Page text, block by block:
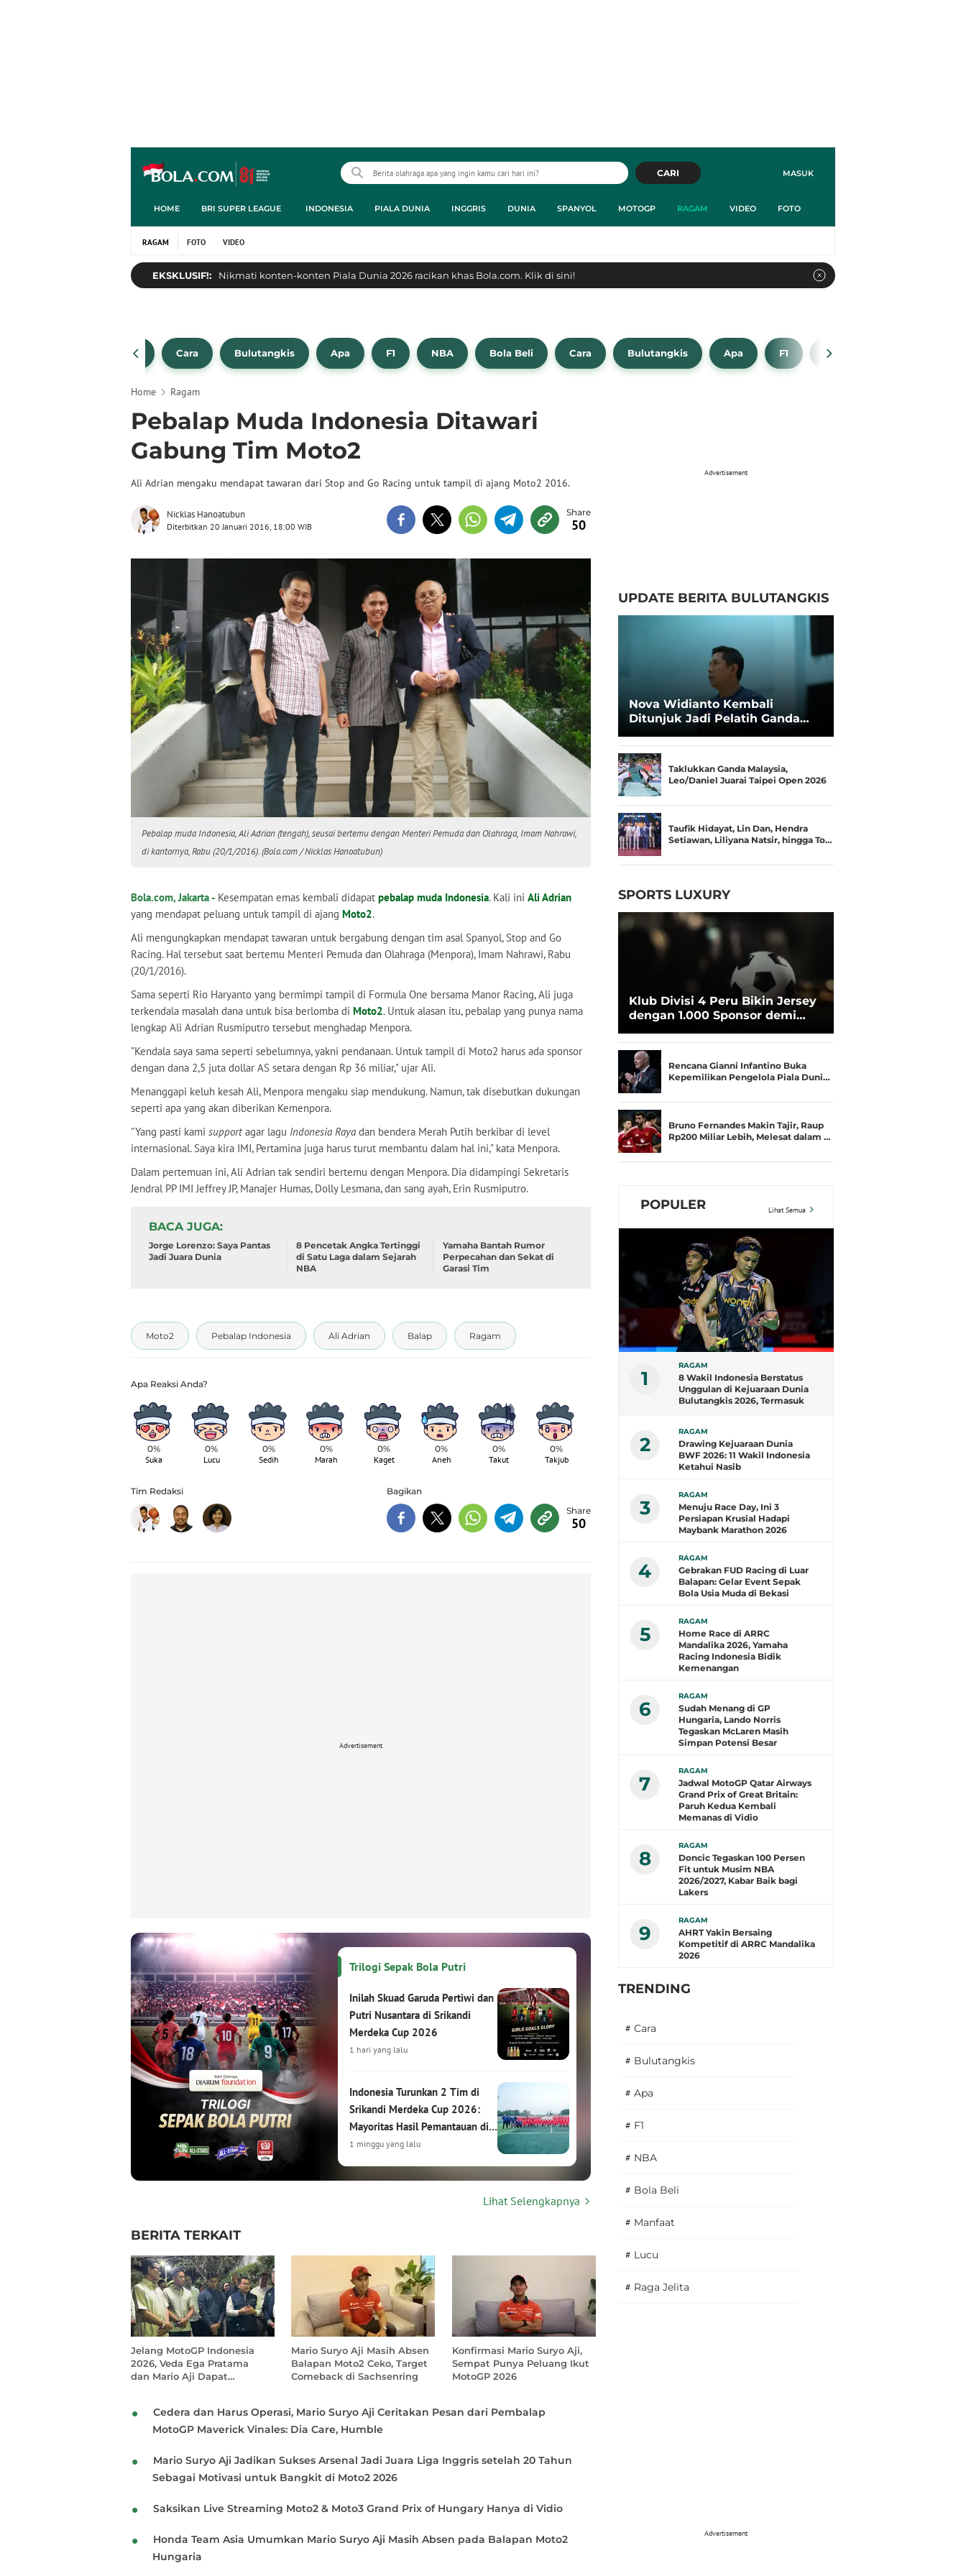
MASUK
CARI
HOME BRI SUPER LEAGUE INDONESIA PIALA DUNIA INGGRIS DUNIA SPANYOL MOTOGP RAGAM VIDEO FOTO
RAGAM FOTO VIDEO
EKSKLUSIF!: Nikmati konten-konten Piala Dunia 2026 racikan khas Bola.com. Klik di sini!
Bola Beli Cara Bulutangkis Apa F1 NBA Bola Beli Cara Bulutangkis Apa F1 NBA
Home Ragam
Pebalap Muda Indonesia Ditawari
Gabung Tim Moto2
Ali Adrian mengaku mendapat tawaran dari Stop and Go Racing untuk tampil di ajang Moto2 2016.
Nicklas Hanoatubun
Diterbitkan 20 Januari 2016, 18:00 WIB 50
Pebalap muda Indonesia, Ali Adrian (tengah), seusai bertemu dengan Menteri Pemuda dan Olahraga, Imam Nahrawi,
di kantornya, Rabu (20/1/2016). (Bola.com / Nicklas Hanoatubun)
Bola.com, Jakarta - Kesempatan emas kembali didapat pebalap muda Indonesia. Kali ini Ali Adrian
yang mendapat peluang untuk tampil di ajang Moto2.
Ali mengungkapkan mendapat tawaran untuk bergabung dengan tim asal Spanyol, Stop and Go
Racing. Hal tersebut saat bertemu Menteri Pemuda dan Olahraga (Menpora), Imam Nahrawi, Rabu
(20/1/2016).
Sama seperti Rio Haryanto yang bermimpi tampil di Formula One bersama Manor Racing, Ali juga
terkendala masalah dana untuk bisa berlomba di Moto2. Untuk alasan itu, pebalap yang punya nama
lengkap Ali Adrian Rusmiputro tersebut menghadap Menpora.
"Kendala saya sama seperti sebelumnya, yakni pendanaan. Untuk tampil di Moto2 harus ada sponsor
dengan dana 2,5 juta dollar AS setara dengan Rp 36 miliar," ujar Ali.
Menanggapi keluh kesah Ali, Menpora mengaku siap mendukung. Namun, tak disebutkan dukungan
seperti apa yang akan diberikan Kemenpora.
"Yang pasti kami supportagar lagu Indonesia Raya dan bendera Merah Putih berkibar di level
internasional. Saya kira IMI, Pertamina juga harus turut membantu dalam hal ini," kata Menpora.
Dalam pertemuan ini, Ali Adrian tak sendiri bertemu dengan Menpora. Dia didampingi Sekretaris
Jendral PP IMI Jeffrey JP, Manajer Humas, Dolly Lesmana, dan sang ayah, Erin Rusmiputro.
BACA JUGA
Jorge Lorenzo: Saya Pantas
Jadi Juara Dunia
8 Pencetak Angka Tertinggi
di Satu Laga dalam Sejarah
NBA
Yamaha Bantah Rumor
Perpecahan dan Sekat di
Garasi Tim
Moto2 Pebalap Indonesia Ali Adrian Balap Ragam
0%
Suka
0%
Lucu
0%
Sedih
0%
Marah
0%
Kaget
0%
Aneh
0%
Takut
0%
Takjub
Tim Redaksi Bagikan
50
Advertisement
Trilogi Sepak Bola Putri
Inilah Skuad Garuda Pertiwi dan
Putri Nusantara di Srikandi
Merdeka Cup 2026
1 hari yang lalu
Indonesia Turunkan 2 Tim di
Srikandi Merdeka Cup 2026:
Mayoritas Hasil Pemantauan di
HYDROPLUS Soccer League
1 minggu yang lalu
Hasil Drawing Srikandi Merdeka
Cup 2026: Garuda Pertiwi
Bertemu Malaysia, Putri
Nusantara Hadapi Thailand
2 minggu yang lalu
Bakti Olahraga Djarum
Srikandi Merdeka Cup 2026 di
Kudus: 2 Tim Putri Indonesia
2 minggu yang lalu
Kisah Dua Srikandi HYDROPLUS
Soccer League All-Stars
2025/2026: Asrama, Sarung
Pernah Padam
Lihat Selengkapnya
BERITA TERKAIT
Jelang MotoGP Indonesia
2026, Veda Ega Pratama
dan Mario Aji Dapat
Mental Petarung
Mario Suryo Aji Masih Absen
Balapan Moto2 Ceko, Target
Comeback di Sachsenring
Konfirmasi Mario Suryo Aji,
Sempat Punya Peluang Ikut
MotoGP 2026
Cedera dan Harus Operasi, Mario Suryo Aji Ceritakan Pesan dari Pembalap
MotoGP Maverick Vinales: Dia Care, Humble
Mario Suryo Aji Jadikan Sukses Arsenal Jadi Juara Liga Inggris setelah 20 Tahun
Sebagai Motivasi untuk Bangkit di Moto2 2026
Saksikan Live Streaming Moto2 & Moto3 Grand Prix of Hungary Hanya di Vidio
Honda Team Asia Umumkan Mario Suryo Aji Masih Absen pada Balapan Moto2
Hungaria
Advertisement
UPDATE BERITA BULUTANGKIS
Nova Widianto Kembali
Ditunjuk Jadi Pelatih Ganda
Taklukkan Ganda Malaysia,
Leo/Daniel Juarai Taipei Open 2026
Taufik Hidayat, Lin Dan, Hendra
Setiawan, Liliyana Natsir, hingga To…
SPORTS LUXURY
Klub Divisi 4 Peru Bikin Jersey
dengan 1.000 Sponsor demi
Rencana Gianni Infantino Buka
Kepemilikan Pengelola Piala Duni…
Bruno Fernandes Makin Tajir, Raup
Rp200 Miliar Lebih, Melesat dalam …
POPULER Lihat Semua
1
RAGAM
8 Wakil Indonesia Berstatus
Unggulan di Kejuaraan Dunia
Bulutangkis 2026, Termasuk
2
RAGAM
Drawing Kejuaraan Dunia
BWF 2026: 11 Wakil Indonesia
Ketahui Nasib
3
RAGAM
Menuju Race Day, Ini 3
Persiapan Krusial Hadapi
Maybank Marathon 2026
4
RAGAM
Gebrakan FUD Racing di Luar
Balapan: Gelar Event Sepak
Bola Usia Muda di Bekasi
5
RAGAM
Home Race di ARRC
Mandalika 2026, Yamaha
Racing Indonesia Bidik
Kemenangan
6
RAGAM
Sudah Menang di GP
Hungaria, Lando Norris
Tegaskan McLaren Masih
Simpan Potensi Besar
7
RAGAM
Jadwal MotoGP Qatar Airways
Grand Prix of Great Britain:
Paruh Kedua Kembali
Memanas di Vidio
8
RAGAM
Doncic Tegaskan 100 Persen
Fit untuk Musim NBA
2026/2027, Kabar Baik bagi
Lakers
9
RAGAM
AHRT Yakin Bersaing
Kompetitif di ARRC Mandalika
2026
TRENDING
# Cara
# Bulutangkis
# Apa
# F1
# NBA
# Bola Beli
# Manfaat
# Lucu
# Raga Jelita
Advertisement